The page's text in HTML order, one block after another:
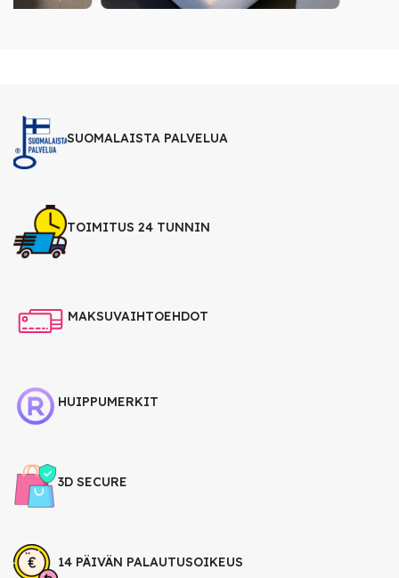
SUOMALAISTA PALVELUA
TOIMITUS 24 TUNNIN
MAKSUVAIHTOEHDOT
HUIPPUMERKIT
3D SECURE
14 PÄIVÄN PALAUTUSOIKEUS